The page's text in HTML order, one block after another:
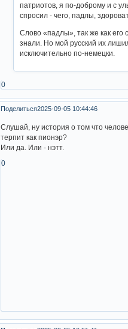
патриотов, я по-доброму и с
спросил - чего, падлы,
Слово «падлы», так же как его
знали. Но мой русский их
исключительно по-немецки.
0
Поделиться2025-09-05 10:44:46
Слушай, ну история о том что
терпит как пионэр?
Или да. Или - нэтт.
0